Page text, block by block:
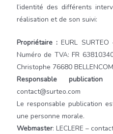
l’identité des différents
réalisation et de son suivi:
Propriétaire :EURL
Numéro de TVA: FR
Christophe 76680
Responsable
contact@surteo.com
Le responsable publication
une personne morale.
Webmaster: LECLERE –